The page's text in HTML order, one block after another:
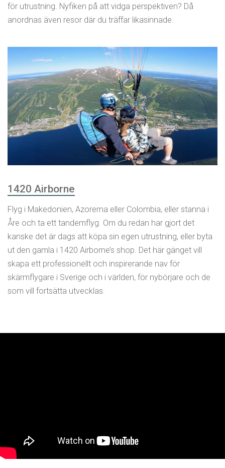
för utrustning. Nyfiken på att vidga perspektiven? Då
anordnas även resor där du träffar likasinnade.
1420 Airborne
Flyg i Makedonien, Azorerna eller Colombia, eller stanna i
Åre och ta ett tandemflyg. Om du redan har gjort det
kanske det är dags att köpa sin egen utrustning, eller byta
ut den gamla i 1420 Airborne’s shop. Det här gänget vill
skapa ett professionellt och inspirerande nav för
skärmflygare i Sverige och i världen, för nybörjare och de
som vill fortsätta utvecklas.